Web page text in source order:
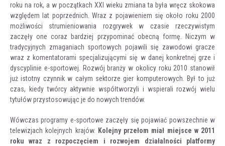
roku na rok, a w początkach XXI wieku zmiana ta była wręcz skokowa
względem lat poprzednich. Wraz z pojawieniem się około roku 2000
możliwości strumieniowania rozgrywek w czasie rzeczywistym
zaczęły one coraz bardziej przypominać obecną formę. Niczym w
tradycyjnych zmaganiach sportowych pojawili się zawodowi gracze
wraz z komentatorami specjalizującymi się w danej konkretnej grze i
dyscyplinie e-sportowej. Rozwój branży w okolicy roku 2010 stanowił
już istotny czynnik w całym sektorze gier komputerowych. Był to już
czas, kiedy twórcy aktywnie współtworzyli i wspierali rozwój wielu
tytułów przystosowując je do nowych trendów.
Wówczas programy e-sportowe zaczęły się pojawiać powszechnie w
telewizjach kolejnych krajów.
Kolejny przełom miał miejsce w 2011
roku wraz z rozpoczęciem i rozwojem działalności platformy